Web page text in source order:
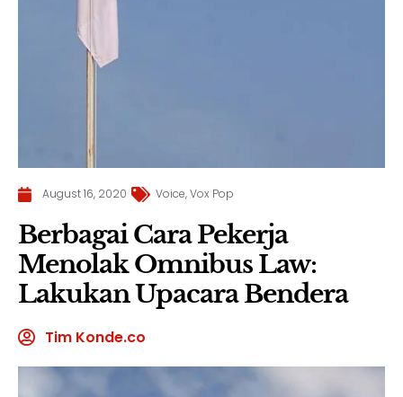
August 16, 2020 Voice,Vox Pop
Berbagai Cara Pekerja
Menolak Omnibus Law:
Lakukan Upacara Bendera
Tim Konde.co